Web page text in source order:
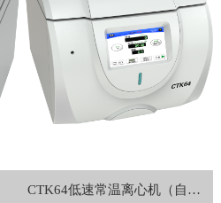
CTK64低速常温离心机（自动脱盖）